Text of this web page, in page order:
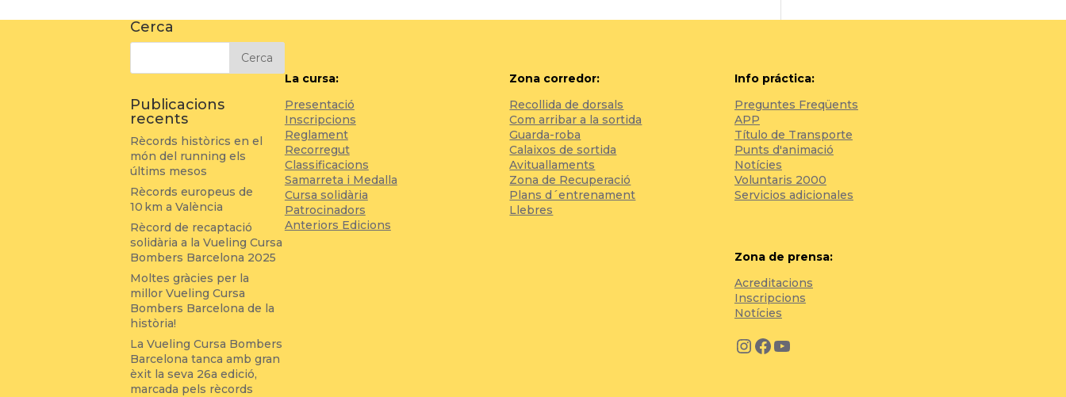
Cerca
Publicacions
recents
Rècords històrics en el
món del running els
últims mesos
Rècords europeus de
10 km a València
Rècord de recaptació
solidària a la Vueling Cursa
Bombers Barcelona 2025
Moltes gràcies per la
millor Vueling Cursa
Bombers Barcelona de la
història!
La Vueling Cursa Bombers
Barcelona tanca amb gran
èxit la seva 26a edició,
marcada pels rècords
La cursa:
Presentació
Inscripcions
Reglament
Recorregut
Classificacions
Samarreta i Medalla
Cursa solidària
Patrocinadors
Anteriors Edicions
Zona corredor:
Recollida de dorsals
Com arribar a la sortida
Guarda-roba
Calaixos de sortida
Avituallaments
Zona de Recuperació
Plans d´entrenament
Llebres
Info práctica:
Preguntes Freqüents
APP
Título de Transporte
Punts d'animació
Notícies
Voluntaris 2000
Servicios adicionales
Zona de prensa:
Acreditacions
Inscripcions
Notícies
InstagramFacebook YouTube